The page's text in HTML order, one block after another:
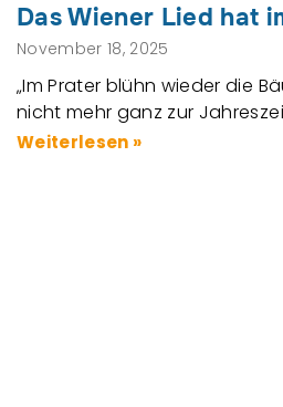
Das Wiener Lied hat
November 18, 2025
„Im Prater blühn wieder die
nicht mehr ganz zur
Weiterlesen »